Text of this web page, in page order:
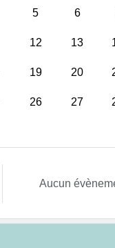
5 6
12 13
19 20
26 27
Aucun